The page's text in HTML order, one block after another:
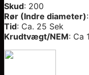
Skud: 200
Rør (Indre diameter)
Tid: Ca. 25 Sek
Krudtvægt/NEM: Ca